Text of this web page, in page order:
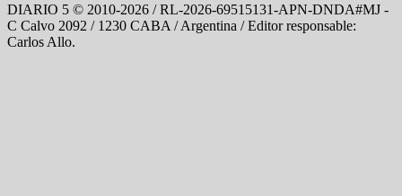
DIARIO 5 © 2010-2026 / RL-2026-69515131-APN-DNDA#MJ -
C Calvo 2092 / 1230 CABA / Argentina / Editor responsable:
Carlos Allo.